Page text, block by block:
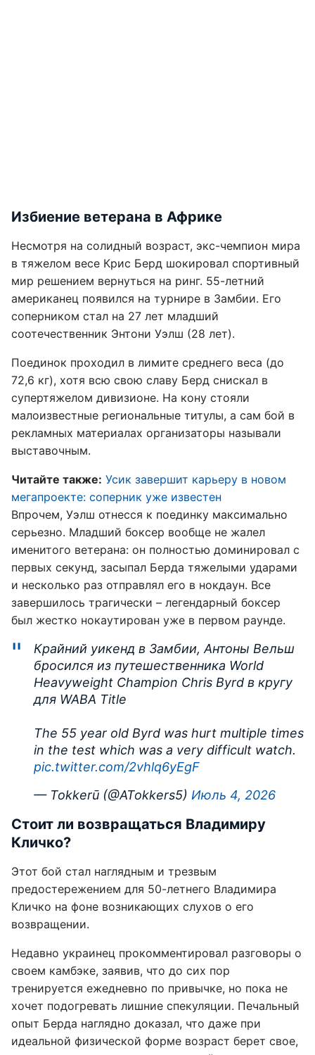
Избиение ветерана в Африке
Несмотря на солидный возраст, экс-чемпион мира
в тяжелом весе Крис Берд шокировал спортивный
мир решением вернуться на ринг. 55-летний
американец появился на турнире в Замбии. Его
соперником стал на 27 лет младший
соотечественник Энтони Уэлш (28 лет).
Поединок проходил в лимите среднего веса (до
72,6 кг), хотя всю свою славу Берд снискал в
супертяжелом дивизионе. На кону стояли
малоизвестные региональные титулы, а сам бой в
рекламных материалах организаторы называли
выставочным.
Читайте также: Усик завершит карьеру в новом
мегапроекте: соперник уже известен
Впрочем, Уэлш отнесся к поединку максимально
серьезно. Младший боксер вообще не жалел
именитого ветерана: он полностью доминировал с
первых секунд, засыпал Берда тяжелыми ударами
и несколько раз отправлял его в нокдаун. Все
завершилось трагически – легендарный боксер
был жестко нокаутирован уже в первом раунде.
Крайний уикенд в Замбии, Антоны Вельш
бросился из путешественника World
Heavyweight Champion Chris Byrd в кругу
для WABA Title
The 55 year old Byrd was hurt multiple times
in the test which was a very difficult watch.
pic.twitter.com/2vhlq6yEgF
— Tokkerū (@ATokkers5) Июль 4, 2026
Стоит ли возвращаться Владимиру
Кличко?
Этот бой стал наглядным и трезвым
предостережением для 50-летнего Владимира
Кличко на фоне возникающих слухов о его
возвращении.
Недавно украинец прокомментировал разговоры о
своем камбэке, заявив, что до сих пор
тренируется ежедневно по привычке, но пока не
хочет подогревать лишние спекуляции. Печальный
опыт Берда наглядно доказал, что даже при
идеальной физической форме возраст берет свое,